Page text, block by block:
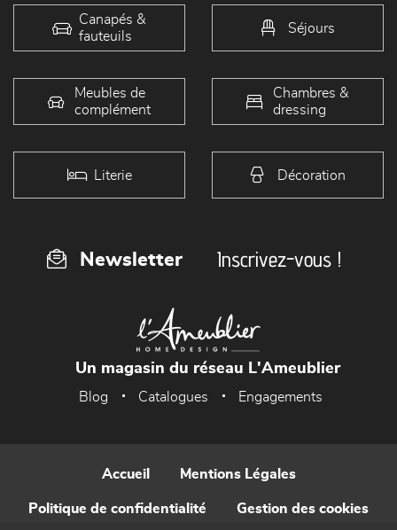
Canapés &
fauteuils
Séjours
Meubles de
complément
Chambres &
dressing
Literie Décoration
Newsletter Inscrivez-vous !
Un magasin du réseau L'Ameublier
Blog Catalogues Engagements
Accueil Mentions Légales
Politique de confidentialité Gestion des cookies